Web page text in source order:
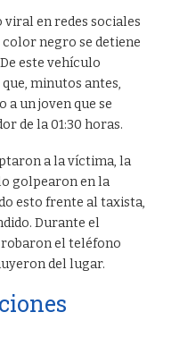
viral en redes sociales
negro se detiene
este vehículo
minutos antes,
a un joven que se
de la 01:30 horas.
a la víctima, la
golpearon en la
esto frente al taxista,
Durante el
el teléfono
del lugar.